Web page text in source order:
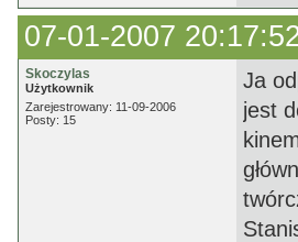
07-01-2007
Skoczylas
Użytkownik
Zarejestrowany: 11-09-2006
Posty: 15
Ja
jest